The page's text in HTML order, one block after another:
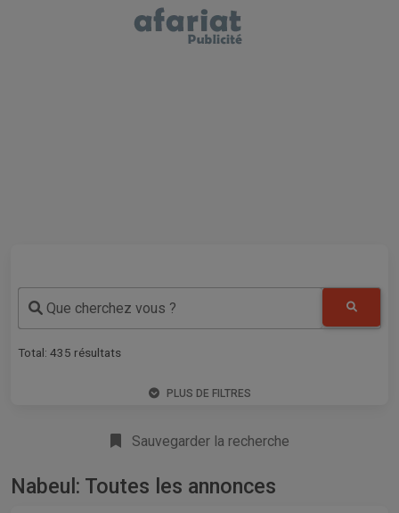
Que cherchez vous ?
Total: 435 résultats
PLUS DE FILTRES
Sauvegarder la recherche
Nabeul: Toutes les annonces